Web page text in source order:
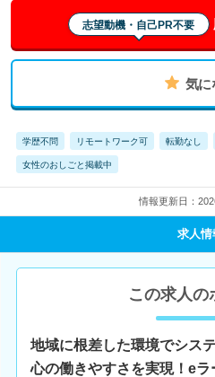
志望動機・自己PR不要
気に
学歴不問 リモートワーク可 転勤なし
女性のおしごと掲載中
情報更新日：
求人情
この求人の
地域に根差した環境でシス
心の働きやすさを実現！e